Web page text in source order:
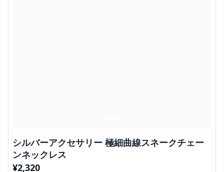
シルバーアクセサリー 極細曲線スネークチェー
ンネックレス
¥2,320